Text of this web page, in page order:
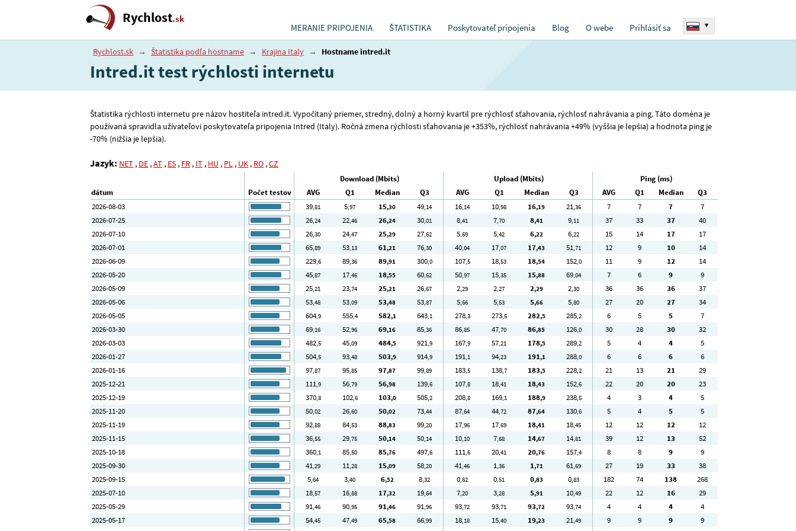
Rychlost.sk
MERANIE PRIPOJENIA ŠTATISTIKA Poskytovateľ pripojenia Blog O webe Prihlásiť sa ▾
Rychlost.sk → Štatistika podľa hostname → Krajina Italy → Hostname intred.it
Intred.it test rýchlosti internetu
Štatistika rýchlosti internetu pre názov hostiteľa intred.it. Vypočítaný priemer, stredný, dolný a horný kvartil pre rýchlosť sťahovania, rýchlosť nahrávania a ping. Táto doména je
používaná spravidla užívateľovi poskytovateľa pripojenia Intred (Italy). Ročná zmena rýchlosti sťahovania je +353%, rýchlosť nahrávania +49% (vyššia je lepšia) a hodnota ping je
-70% (nižšia je lepšia).
Jazyk: NET , DE ,AT , ES , FR , IT , HU , PL , UK , RO ,CZ
Download (Mbits) Upload (Mbits)
Ping (ms)
dátum
Počet testov AVG Q1 Median Q3 AVG Q1 Median Q3 AVG Q1 Median
Q3
2026-08-03
39,81 5,97 15,30 49,14 16,14 10,98 16,19 21,36 7 7 7
7
2026-07-25
26,24 22,46 26,24 30,01 8,41 7,70 8,41 9,11 37 33 37
40
2026-07-10
26,30 24,47 25,29 27,62 5,69 5,42 6,22 6,22 15 14 17
17
2026-07-01
65,89 53,13 61,21 76,30 40,04 17,07 17,43 51,71 12 9 10
14
2026-06-09
229,6 89,36 89,91 300,0 107,5 18,53 18,54 152,0 11 9 12
14
2026-05-20
45,87 17,46 18,55 60,62 50,97 15,35 15,88 69,04 7 6 9
9
2026-05-09
25,21 23,74 25,21 26,67 2,29 2,27 2,29 2,30 36 36 36
37
2026-05-06
53,48 53,09 53,48 53,87 5,66 5,53 5,66 5,80 27 20 27
34
2026-05-05
604,9 555,4 582,1 643,1 278,3 273,5 282,5 285,2 6 5 5
7
2026-03-30
69,16 52,96 69,16 85,36 86,85 47,70 86,85 126,0 30 28 30
32
2026-03-03
482,5 45,09 484,5 921,9 167,9 57,21 178,5 289,2 5 4 4
5
2026-01-27
504,5 93,48 503,9 914,9 191,1 94,23 191,1 288,0 6 6 6
6
2026-01-16
97,87 95,85 97,87 99,89 183,5 138,7 183,5 228,2 21 13 21
29
2025-12-21
111,9 56,79 56,98 139,6 107,8 18,41 18,43 152,6 22 20 20
23
2025-12-19
370,8 102,6 103,0 505,2 208,8 169,1 188,9 238,5 4 3 4
5
2025-11-20
50,02 26,60 50,02 73,44 87,64 44,72 87,64 130,6 5 4 5
5
2025-11-19
92,88 84,53 88,83 99,20 17,96 17,69 18,41 18,45 12 12 12
12
2025-11-15
36,55 29,75 50,14 50,14 10,10 7,68 14,67 14,81 39 12 13
52
2025-10-18
360,1 85,50 85,76 497,6 111,6 20,41 20,76 157,4 8 8 9
9
2025-09-30
41,29 11,28 15,09 58,20 41,46 1,36 1,71 61,69 27 19 33
38
2025-09-15
5,64 3,40 6,52 8,32 0,62 0,51 0,83 0,83 182 74 138
268
2025-07-10
18,57 16,88 17,32 19,64 7,20 3,28 5,91 10,49 22 12 16
29
2025-05-29
91,46 90,95 91,46 91,96 93,72 93,71 93,72 93,74 4 4 4
4
2025-05-17
54,45 47,49 65,58 66,99 18,18 15,40 19,23 21,49 9 9 9
9